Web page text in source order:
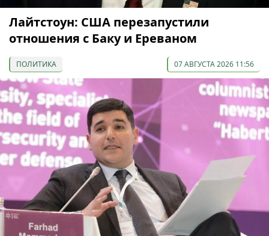
Лайтстоун: США перезапустили
отношения с Баку и Ереваном
ПОЛИТИКА 07 АВГУСТА 2026 11:56